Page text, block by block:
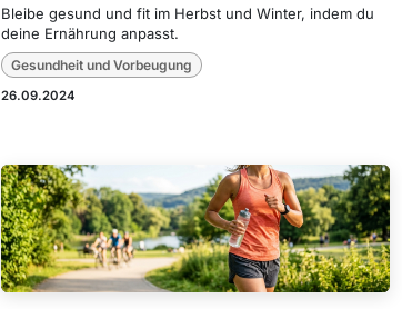
Bleibe gesund und fit im Herbst und Winter, indem du
deine Ernährung anpasst.
Gesundheit und Vorbeugung
26.09.2024